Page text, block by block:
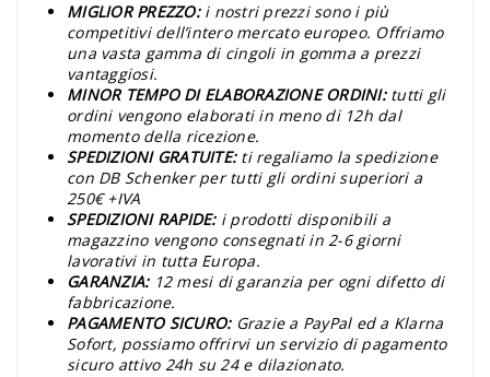
MIGLIOR PREZZO: i nostri prezzi sono i più
competitivi dell’intero mercato europeo. Offriamo
una vasta gamma di cingoli in gomma a prezzi
vantaggiosi.
MINOR TEMPO DI ELABORAZIONE ORDINI: tutti gli
ordini vengono elaborati in meno di 12h dal
momento della ricezione.
SPEDIZIONI GRATUITE: ti regaliamo la spedizione
con DB Schenker per tutti gli ordini superiori a
250€ +IVA
SPEDIZIONI RAPIDE: i prodotti disponibili a
magazzino vengono consegnati in 2-6 giorni
lavorativi in tutta Europa.
GARANZIA: 12 mesi di garanzia per ogni difetto di
fabbricazione.
PAGAMENTO SICURO: Grazie a PayPal ed a Klarna
Sofort, possiamo offrirvi un servizio di pagamento
sicuro attivo 24h su 24 e dilazionato.